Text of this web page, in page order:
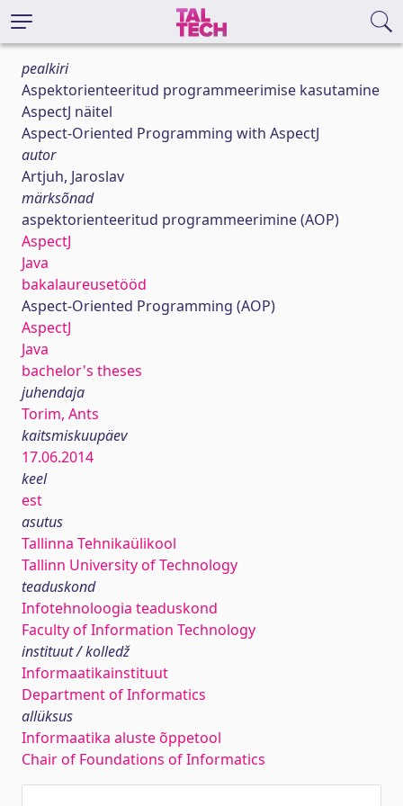
pealkiri
Aspektorienteeritud programmeerimise kasutamine
AspectJ näitel
Aspect-Oriented Programming with AspectJ
autor
Artjuh, Jaroslav
märksõnad
aspektorienteeritud programmeerimine (AOP)
AspectJ
Java
bakalaureusetööd
Aspect-Oriented Programming (AOP)
AspectJ
Java
bachelor's theses
juhendaja
Torim, Ants
kaitsmiskuupäev
17.06.2014
keel
est
asutus
Tallinna Tehnikaülikool
Tallinn University of Technology
teaduskond
Infotehnoloogia teaduskond
Faculty of Information Technology
instituut / kolledž
Informaatikainstituut
Department of Informatics
allüksus
Informaatika aluste õppetool
Chair of Foundations of Informatics